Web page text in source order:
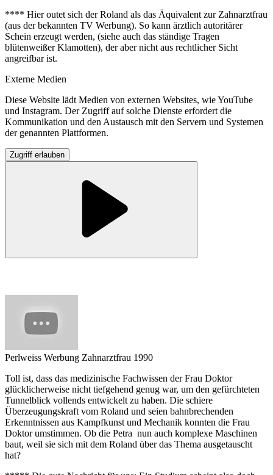
**** Hier outet sich der Roland als das Äquivalent zur Zahnarztfrau
(aus der bekannten TV Werbung). So kann ärztlich autoritärer
Schein erzeugt werden, (siehe auch das ständige Tragen
blütenweißer Klamotten), der aber nicht aus rechtlicher Sicht
angreifbar ist.
Externe Medien
Diese Website lädt Medien von externen Websites, wie YouTube
und Instagram. Der Zugriff auf solche Dienste erfordert die
Kommunikation und den Austausch mit den Servern und Systemen
der genannten Plattformen.
Zugriff erlauben
Perlweiss Werbung Zahnarztfrau 1990
Toll ist, dass das medizinische Fachwissen der Frau Doktor
glücklicherweise nicht tiefgehend genug war, um den gefürchteten
Tunnelblick vollends entwickelt zu haben. Die schiere
Überzeugungskraft vom Roland und seien bahnbrechenden
Erkenntnissen aus Kampfkunst und Mechanik konnten die Frau
Doktor umstimmen. Ob die Petra nun auch komplexe Maschinen
baut, weil sie sich mit dem Roland über das Thema ausgetauscht
hat?